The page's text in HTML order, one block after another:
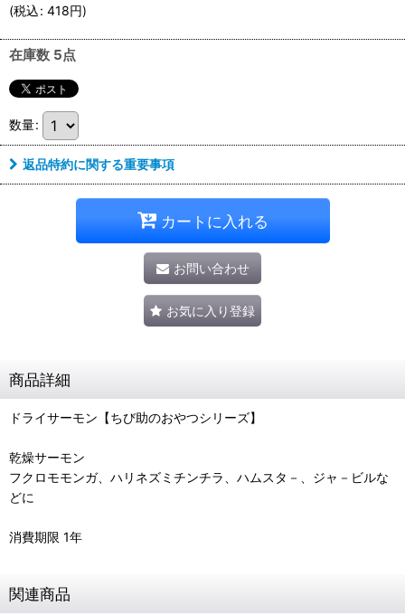
(税込: 418円)
在庫数 5点
数量:
返品特約に関する重要事項
カートに入れる
お問い合わせ
お気に入り登録
商品詳細
ドライサーモン【ちび助のおやつシリーズ】
乾燥サーモン
フクロモモンガ、ハリネズミチンチラ、ハムスタ－、ジャ－ビルな
どに
消費期限 1年
関連商品